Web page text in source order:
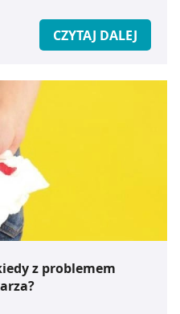
CZYTAJ DALEJ
z problemem